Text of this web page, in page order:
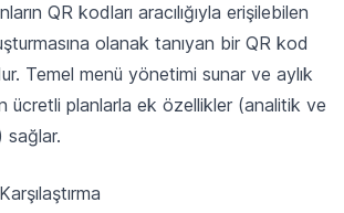
QR kodları aracılığıyla erişilebilen
olanak tanıyan bir QR kod
Temel menü yönetimi sunar ve aylık
ücretli planlarla ek özellikler (analitik ve
sağlar.